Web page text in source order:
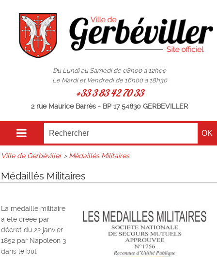
Du Lundi au Samedi de 08h00 à 12h00
Le Mardi et Vendredi de 16h00 à 18h30
+33 3 83 42 70 33
2 rue Maurice Barrès - BP 17 54830 GERBEVILLER
Ville de Gerbéviller> Médaillés Militaires
Médaillés Militaires
La médaille militaire
a été créée par
décret du 22 janvier
1852 par Napoléon 3
dans le but